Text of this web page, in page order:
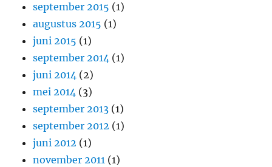
september 2015 (1)
augustus 2015 (1)
juni 2015 (1)
september 2014 (1)
juni 2014 (2)
mei 2014 (3)
september 2013 (1)
september 2012 (1)
juni 2012 (1)
november 2011 (1)